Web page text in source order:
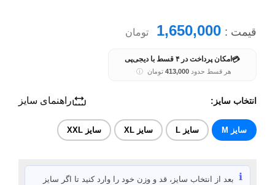
قیمت : 1,650,000 تومان
💳 امکان پرداخت در ۴ قسط با دیجی‌پی
هر قسط حدود413,000 تومان ⓘ
انتخاب سایز: راهنمای سایز
سایز M سایز L سایز XL سایز XXL
ℹ️ بعد از انتخاب سایز، قد و وزن خود را وارد کنید تا اگر سایز